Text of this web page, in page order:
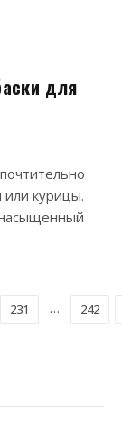
для
или курицы.
231 … 242